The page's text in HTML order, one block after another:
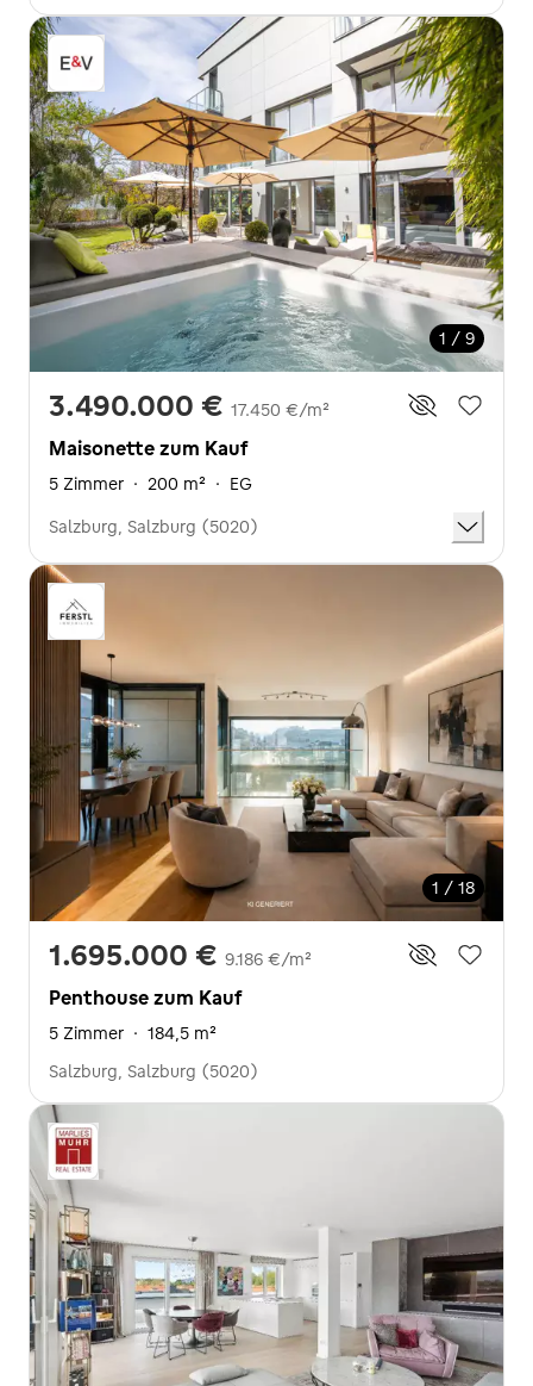
1 / 9
3.490.000 € 17.450 €/m²
Maisonette zum Kauf
5 Zimmer · 200 m² · EG
Salzburg, Salzburg (5020)
1 / 18
1.695.000 € 9.186 €/m²
Penthouse zum Kauf
5 Zimmer · 184,5 m²
Salzburg, Salzburg (5020)